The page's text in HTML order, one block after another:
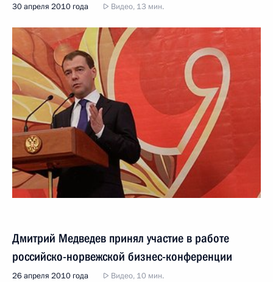
30 апреля 2010 года Видео, 13 мин.
Дмитрий Медведев принял участие в работе
российско-норвежской бизнес-конференции
26 апреля 2010 года Видео, 10 мин.